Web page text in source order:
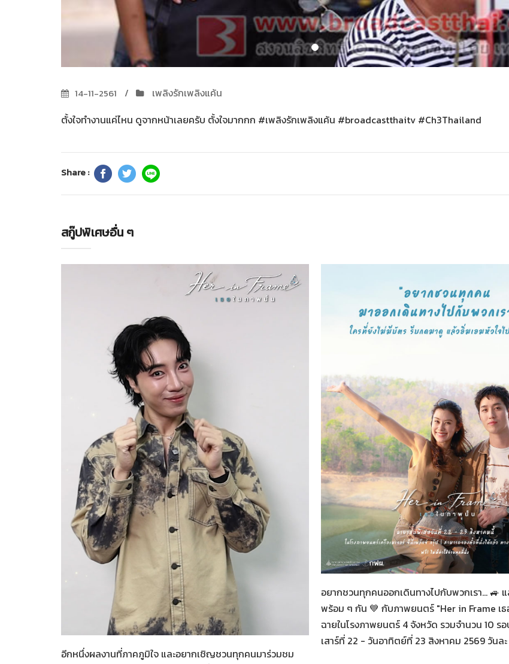
14-11-2561
เพลิงรักเพลิงแค้น
ตั้งใจทำงานแค่ไหน ดูจากหน้าเลยครับ ตั้งใจมากกก #เพลิงรักเพลิงแค้น #broadcastthaitv #Ch3Thailand
Share :
สกู๊ปพิเศษอื่น ๆ
07-08-2569
Her in Frame เธอในภาพนั้น
อีกหนึ่งผลงานที่ภาคภูมิใจ และอยากเชิญชวนทุกคนมาร่วมชม
07-08-2569
Her in Frame เธอใน
อยากชวนทุกคนออกเดินทางไปกับพวกเรา... 🚙
พร้อม ๆ กัน 💙 กับภาพยนตร์ "Her in Frame เ
ฉายในโรงภาพยนตร์ 4 จังหวัด รวมจำนวน 10 ร
เสาร์ที่ 22 - วันอาทิตย์ที่ 23 สิงหาคม 2569 วันละ